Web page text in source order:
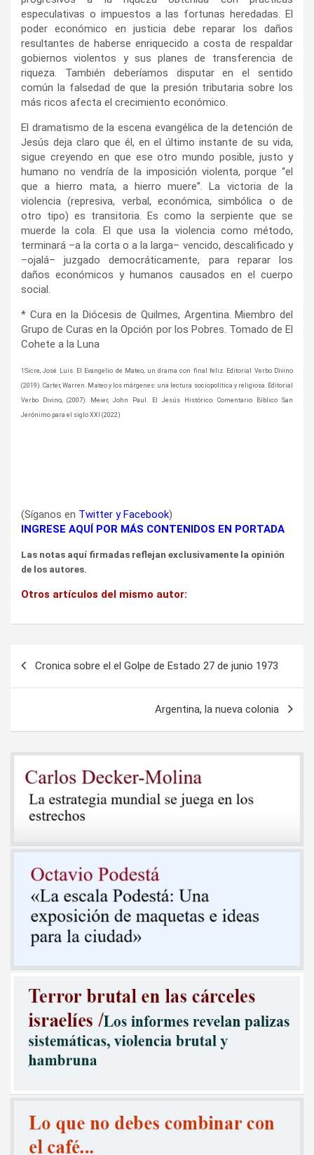
especulativas o impuestos a las fortunas heredadas. El
poder económico en justicia debe reparar los daños
resultantes de haberse enriquecido a costa de respaldar
gobiernos violentos y sus planes de transferencia de
riqueza. También deberíamos disputar en el sentido
común la falsedad de que la presión tributaria sobre los
más ricos afecta el crecimiento económico.
El dramatismo de la escena evangélica de la detención de
Jesús deja claro que él, en el último instante de su vida,
sigue creyendo en que ese otro mundo posible, justo y
humano no vendría de la imposición violenta, porque “el
que a hierro mata, a hierro muere”. La victoria de la
violencia (represiva, verbal, económica, simbólica o de
otro tipo) es transitoria. Es como la serpiente que se
muerde la cola. El que usa la violencia como método,
terminará –a la corta o a la larga– vencido, descalificado y
–ojalá– juzgado democráticamente, para reparar los
daños económicos y humanos causados en el cuerpo
social.
* Cura en la Diócesis de Quilmes, Argentina. Miembro del
Grupo de Curas en la Opción por los Pobres. Tomado de El
Cohete a la Luna
1 Sicre, José Luis. El Evangelio de Mateo, un drama con final feliz. Editorial Verbo Divino
(2019). Carter, Warren. Mateo y los márgenes: una lectura sociopolítica y religiosa. Editorial
Verbo Divino, (2007). Meier, John Paul. El Jesús Histórico. Comentario Bíblico San
Jerónimo para el siglo XXI (2022)
(Síganos en Twitter yFacebook)
INGRESE AQUÍ POR MÁS CONTENIDOS EN PORTADA
Las notas aquí firmadas reflejan exclusivamente la opinión
de los autores.
Otros artículos del mismo autor:
Cronica sobre el el Golpe de Estado 27 de junio 1973
Argentina, la nueva colonia